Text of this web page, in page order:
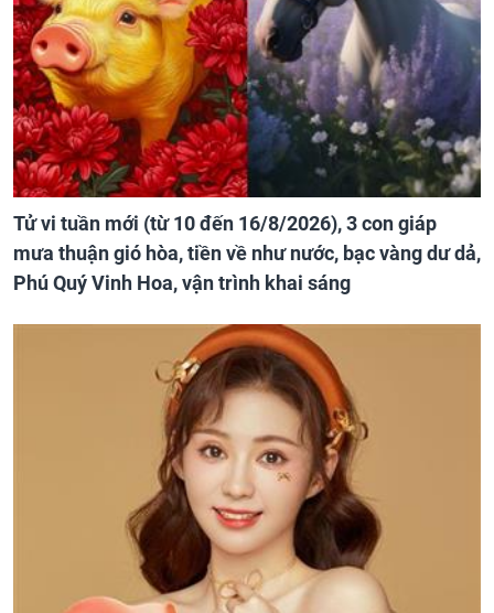
Tử vi tuần mới (từ 10 đến 16/8/2026), 3 con giáp
mưa thuận gió hòa, tiền về như nước, bạc vàng dư dả,
Phú Quý Vinh Hoa, vận trình khai sáng